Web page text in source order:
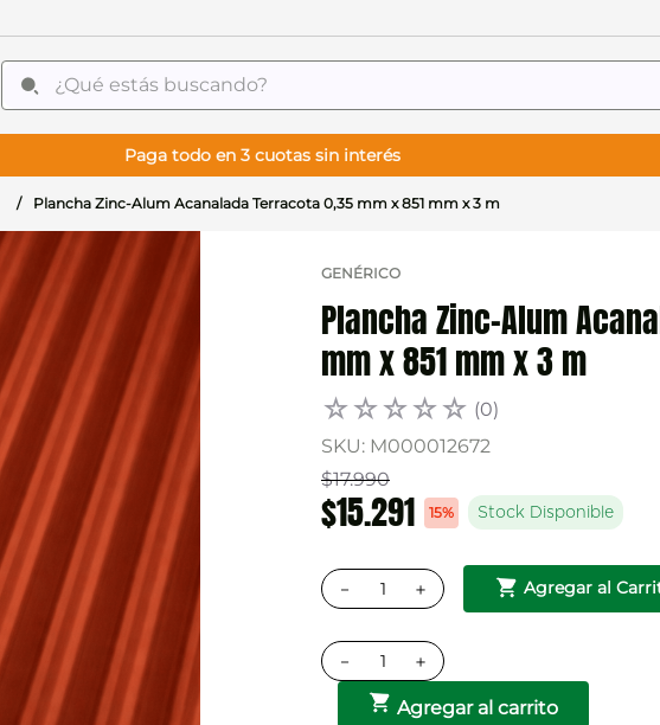
¿Qué estás buscando?
Paga todo en 3 cuotas sin interés
Plancha Zinc-Alum Acanalada Terracota 0,35 mm x 851 mm x 3 m
GENÉRICO
Plancha Zinc-Alum
mm x 851 mm x 3 m
☆☆☆☆☆ (0)
SKU: M000012672
$17.990
$15.291 15% Stock Disponible
＋
－ Agregar al
＋
－
Agregar al carrito